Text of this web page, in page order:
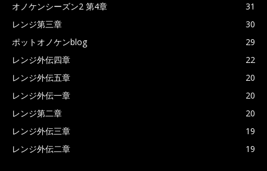
オノケンシーズン2 第4章
31
レンジ第三章
30
ポットオノケンblog
29
レンジ外伝四章
22
レンジ外伝五章
20
レンジ外伝一章
20
レンジ第二章
20
レンジ外伝三章
19
レンジ外伝二章
19